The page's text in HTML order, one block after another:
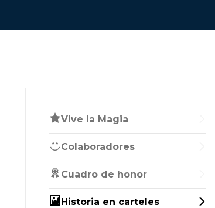
Vive la Magia
Colaboradores
Cuadro de honor
Historia en carteles